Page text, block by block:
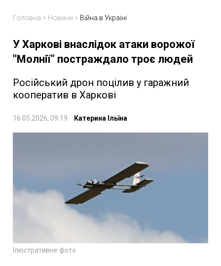
Головна > Новини > Війна в Україні
У Харкові внаслідок атаки ворожої
"Молнії” постраждало троє людей
Російський дрон поцілив у гаражний
кооператив в Харкові
16.05.2026, 09:19 Катерина Ільїна
Ілюстративне фото